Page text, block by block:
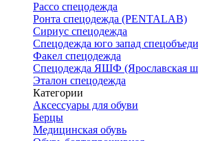
Рассо спецодежда
Ронта спецодежда (PENTALAB)
Сириус спецодежда
Спецодежда юго запад
Факел спецодежда
Спецодежда ЯШФ (Ярославская
Эталон спецодежда
Категории
Аксессуары для обуви
Берцы
Медицинская обувь